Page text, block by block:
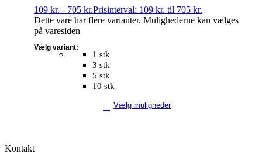
109 kr. - 705 kr.Prisinterval: 109 kr. til 705 kr.
1 stk
3 stk
5 stk
10 stk
Vælg variant:
Vælg muligheder
Dette vare har flere varianter. Mulighederne kan vælges
på varesiden
Kontakt